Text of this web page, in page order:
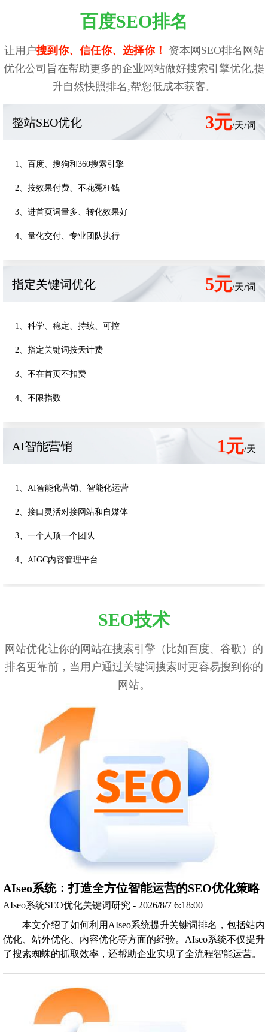
百度SEO排名
让用户搜到你、信任你、选择你！
资本网SEO排名网站
优化公司旨在帮助更多的企业网站做好搜索引擎优化,提
升自然快照排名,帮您低成本获客。
整站SEO优化 3元/天/词
1、百度、搜狗和360搜索引擎
2、按效果付费、不花冤枉钱
3、进首页词量多、转化效果好
4、量化交付、专业团队执行
指定关键词优化 5元/天/词
1、科学、稳定、持续、可控
2、指定关键词按天计费
3、不在首页不扣费
4、不限指数
AI智能营销 1元/天
1、AI智能化营销、智能化运营
2、接口灵活对接网站和自媒体
3、一个人顶一个团队
4、AIGC内容管理平台
SEO技术
网站优化让你的网站在搜索引擎（比如百度、谷歌）的
排名更靠前，当用户通过关键词搜索时更容易搜到你的
网站。
AIseo系统：打造全方位智能运营的SEO优化策略
AIseo系统SEO优化关键词研究 - 2026/8/7 6:18:00
本文介绍了如何利用AIseo系统提升关键词排名，包括站内
优化、站外优化、内容优化等方面的经验。AIseo系统不仅提升
了搜索蜘蛛的抓取效率，还帮助企业实现了全流程智能运营。